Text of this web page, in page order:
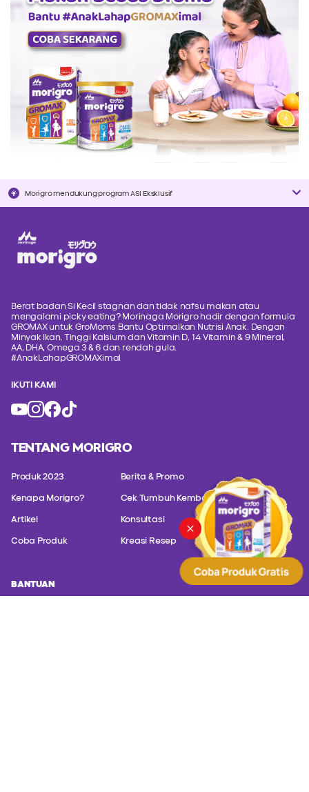
Morigro mendukung program ASI Eksklusif
Berat badan Si Kecil stagnan dan tidak nafsu makan atau
mengalami picky eating? Morinaga Morigro hadir dengan formula
GROMAX untuk GroMoms Bantu Optimalkan Nutrisi Anak. Dengan
Minyak Ikan, Tinggi Kalsium dan Vitamin D, 14 Vitamin & 9 Mineral,
AA, DHA, Omega 3 & 6 dan rendah gula.
#AnakLahapGROMAXimal
IKUTI KAMI
TENTANG MORIGRO
Produk 2023
Kenapa Morigro?
Artikel
Coba Produk
Berita & Promo
Cek Tumbuh Kembang
Konsultasi
Kreasi Resep
BANTUAN